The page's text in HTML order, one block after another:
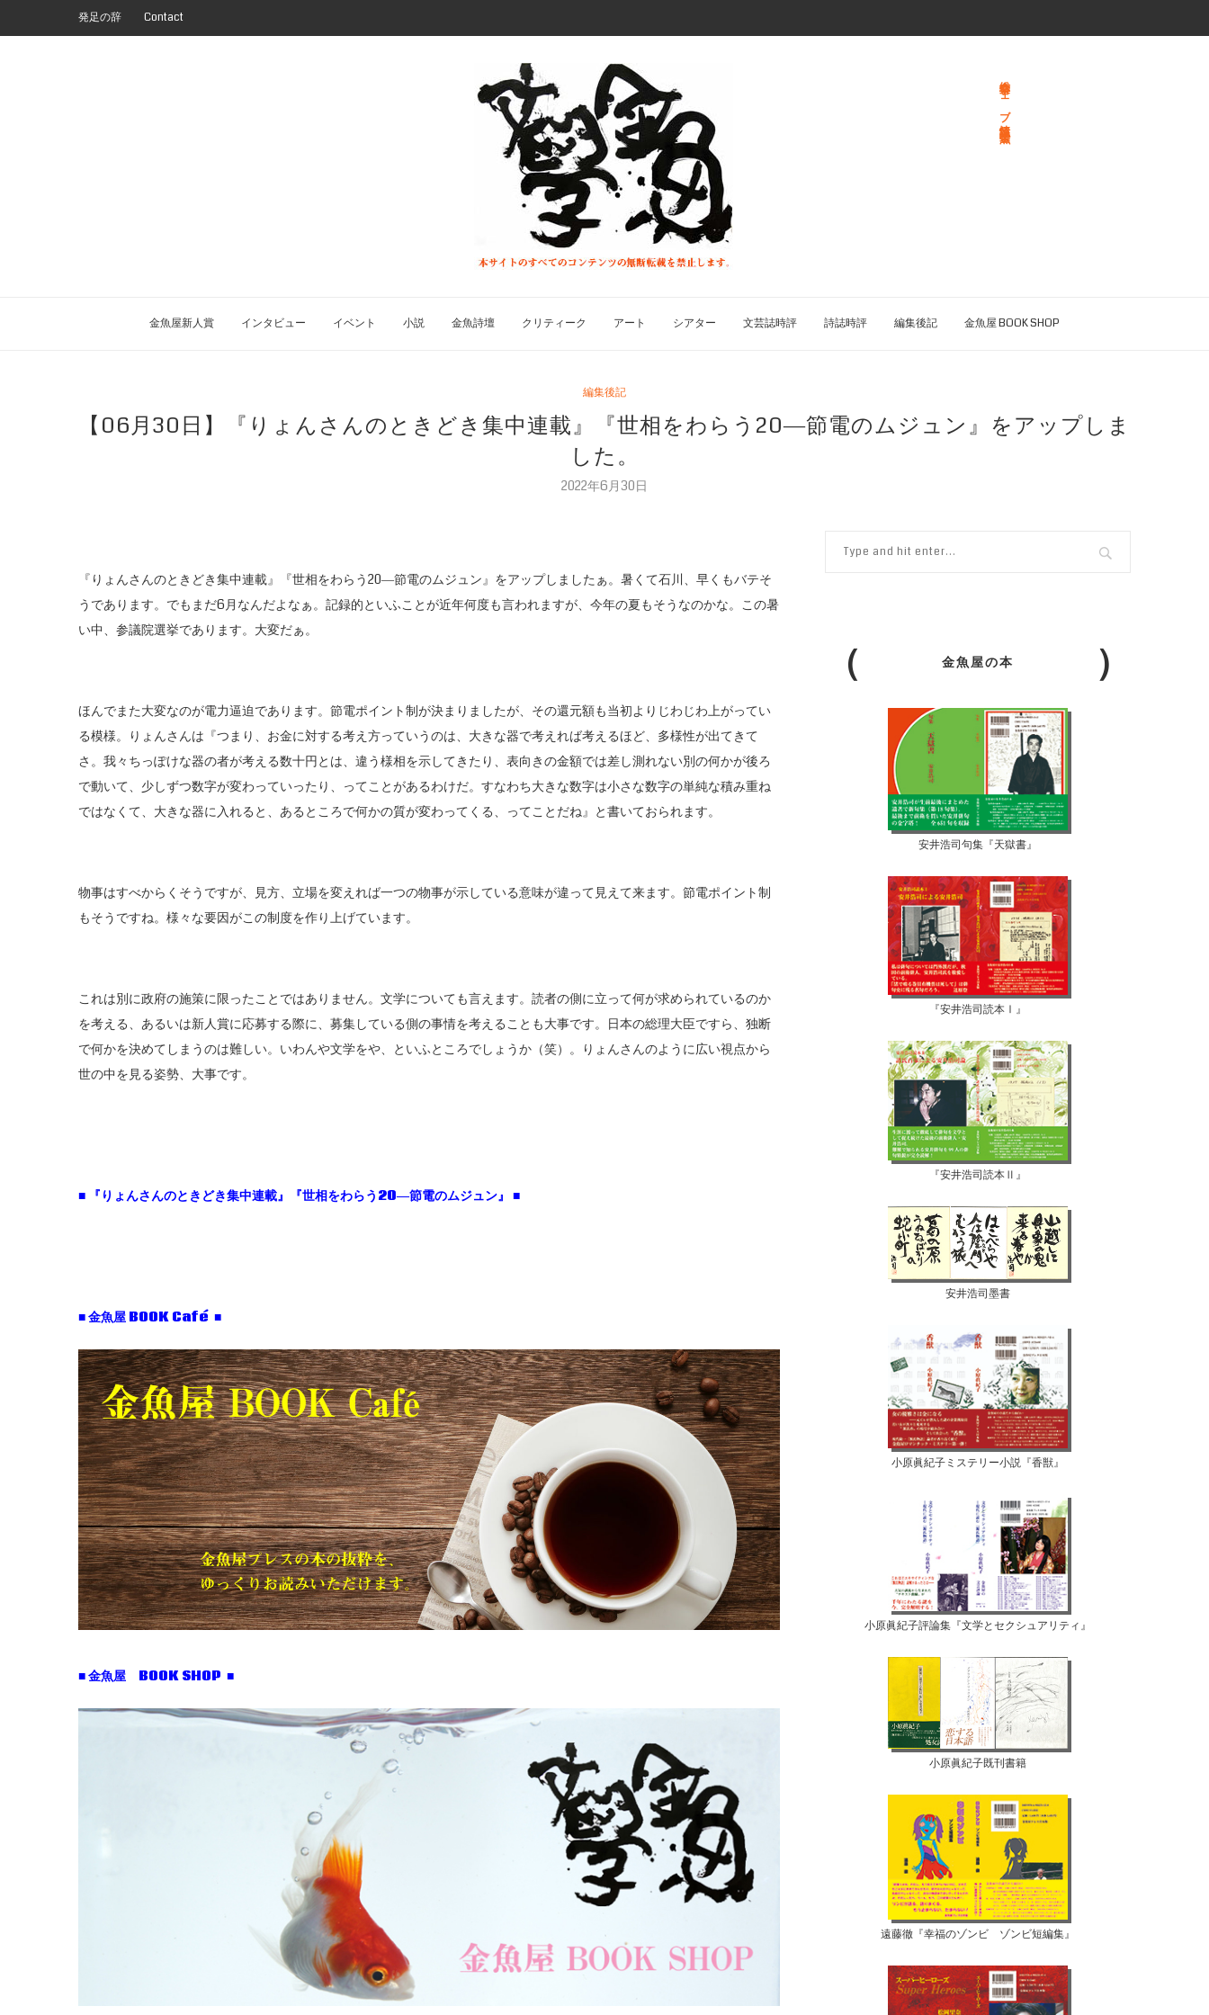
発足の辞 Contact
総合文学ウェブ情報誌 文学金魚
金魚屋新人賞 インタビュー イベント 小説 金魚詩壇 クリティーク アート シアター 文芸誌時評 詩誌時評 編集後記 金魚屋 BOOK SHOP
編集後記
【06月30日】『りょんさんのときどき集中連載』『世相をわらう20―節電のムジュン』をアップしま
した。
2022年6月30日
『りょんさんのときどき集中連載』『世相をわらう20―節電のムジュン』をアップしましたぁ。暑くて石川、早くもバテそ
うであります。でもまだ6月なんだよなぁ。記録的といふことが近年何度も言われますが、今年の夏もそうなのかな。この暑
い中、参議院選挙であります。大変だぁ。
ほんでまた大変なのが電力逼迫であります。節電ポイント制が決まりましたが、その還元額も当初よりじわじわ上がってい
る模様。りょんさんは『つまり、お金に対する考え方っていうのは、大きな器で考えれば考えるほど、多様性が出てきて
さ。我々ちっぽけな器の者が考える数十円とは、違う様相を示してきたり、表向きの金額では差し測れない別の何かが後ろ
で動いて、少しずつ数字が変わっていったり、ってことがあるわけだ。すなわち大きな数字は小さな数字の単純な積み重ね
ではなくて、大きな器に入れると、あるところで何かの質が変わってくる、ってことだね』と書いておられます。
物事はすべからくそうですが、見方、立場を変えれば一つの物事が示している意味が違って見えて来ます。節電ポイント制
もそうですね。様々な要因がこの制度を作り上げています。
これは別に政府の施策に限ったことではありません。文学についても言えます。読者の側に立って何が求められているのか
を考える、あるいは新人賞に応募する際に、募集している側の事情を考えることも大事です。日本の総理大臣ですら、独断
で何かを決めてしまうのは難しい。いわんや文学をや、といふところでしょうか（笑）。りょんさんのように広い視点から
世の中を見る姿勢、大事です。
■ 『りょんさんのときどき集中連載』『世相をわらう20―節電のムジュン』 ■
■ 金魚屋 BOOK Café ■
■ 金魚屋 BOOK SHOP ■
金魚屋の本
安井浩司句集『天獄書』
『安井浩司読本Ⅰ』
『安井浩司読本Ⅱ』
安井浩司墨書
小原眞紀子ミステリー小説『香獣』
小原眞紀子評論集『文学とセクシュアリティ』
小原眞紀子既刊書籍
遠藤徹『幸福のゾンビ ゾンビ短編集』